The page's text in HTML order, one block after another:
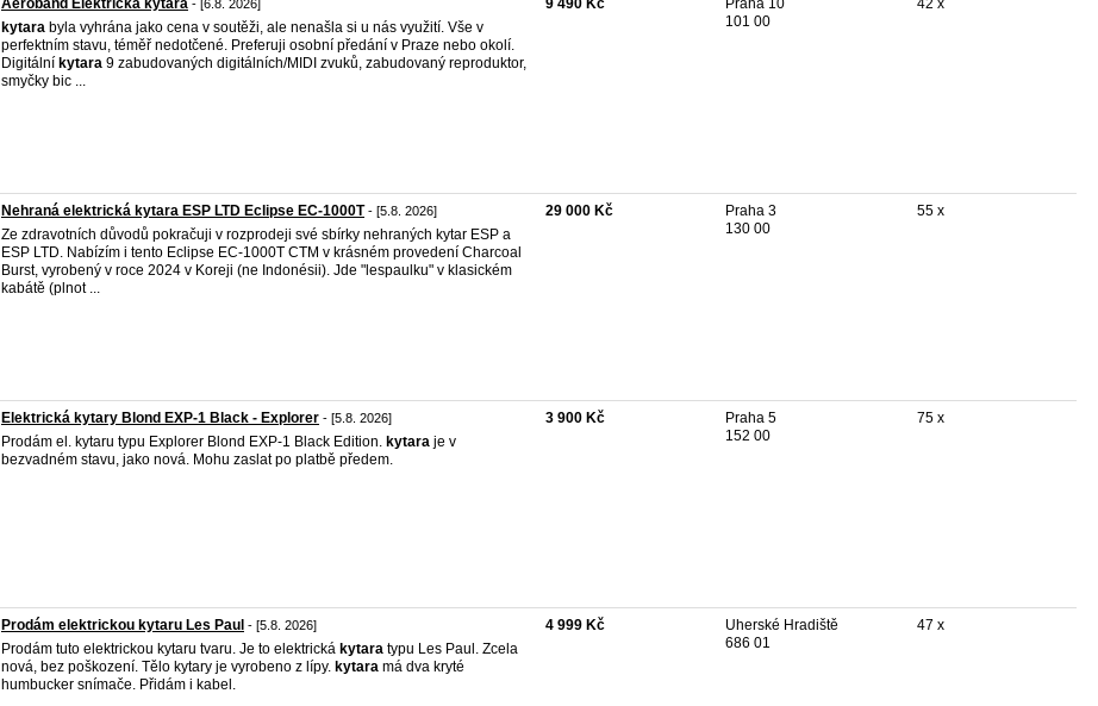
Aeroband Elektrická kytara - [6.8. 2026]
kytara byla vyhrána jako cena v soutěži, ale nenašla si u nás využití. Vše v
perfektním stavu, téměř nedotčené. Preferuji osobní předání v Praze nebo okolí.
Digitální kytara 9 zabudovaných digitálních/MIDI zvuků, zabudovaný reproduktor,
smyčky bic ...
9 490 Kč
Praha 10
101 00
42 x
Nehraná elektrická kytara ESP LTD Eclipse EC-1000T- [5.8. 2026]
Ze zdravotních důvodů pokračuji v rozprodeji své sbírky nehraných kytar ESP a
ESP LTD. Nabízím i tento Eclipse EC-1000T CTM v krásném provedení Charcoal
Burst, vyrobený v roce 2024 v Koreji (ne Indonésii). Jde "lespaulku" v klasickém
kabátě (plnot ...
29 000 Kč
Praha 3
130 00
55 x
Elektrická kytary Blond EXP-1 Black - Explorer - [5.8. 2026]
Prodám el. kytaru typu Explorer Blond EXP-1 Black Edition. kytara je v
bezvadném stavu, jako nová. Mohu zaslat po platbě předem.
3 900 Kč
Praha 5
152 00
75 x
Prodám elektrickou kytaru Les Paul - [5.8. 2026]
Prodám tuto elektrickou kytaru tvaru. Je to elektrická kytara typu Les Paul. Zcela
nová, bez poškození. Tělo kytary je vyrobeno z lípy. kytara má dva kryté
humbucker snímače. Přidám i kabel.
4 999 Kč
Uherské Hradiště
686 01
47 x